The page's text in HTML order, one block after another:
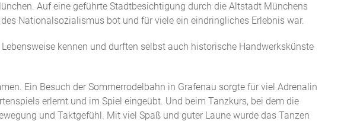
Auf eine geführte Stadtbesichtigung durch die Altstadt Münchens
Nationalsozialismus bot und für viele ein eindringliches Erlebnis war.
kennen und durften selbst auch historische Handwerkskünste
Ein Besuch der Sommerrodelbahn in Grafenau sorgte für viel Adrenalin
erlernt und im Spiel eingeübt. Und beim Tanzkurs, bei dem die
und Taktgefühl. Mit viel Spaß und guter Laune wurde das Tanzen